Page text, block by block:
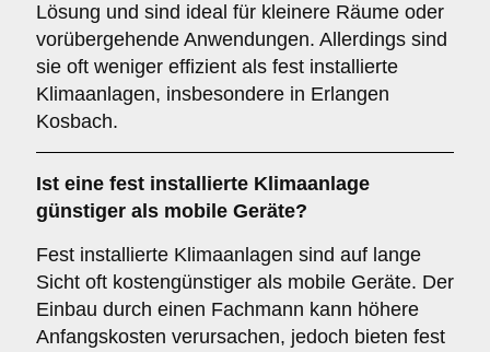
Lösung und sind ideal für kleinere Räume oder
vorübergehende Anwendungen. Allerdings sind
sie oft weniger effizient als fest installierte
Klimaanlagen, insbesondere in Erlangen
Kosbach.
Ist eine fest installierte Klimaanlage
günstiger als mobile Geräte?
Fest installierte Klimaanlagen sind auf lange
Sicht oft kostengünstiger als mobile Geräte. Der
Einbau durch einen Fachmann kann höhere
Anfangskosten verursachen, jedoch bieten fest